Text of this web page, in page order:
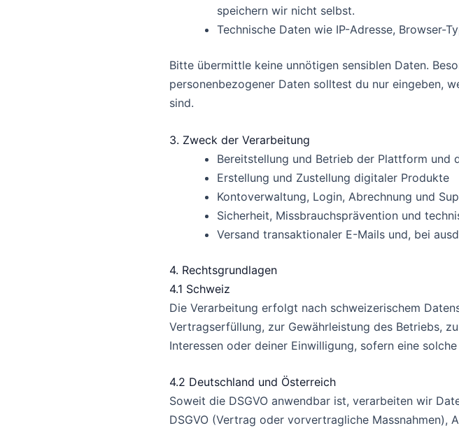
speichern wir nicht selbst.
Technische Daten wie IP-Adresse, Browser-
Bitte übermittle keine unnötigen sensiblen Daten.
personenbezogener Daten solltest du nur eingeben,
sind.
3. Zweck der Verarbeitung
Bereitstellung und Betrieb der Plattform und
Erstellung und Zustellung digitaler Produkte
Kontoverwaltung, Login, Abrechnung und
Sicherheit, Missbrauchsprävention und
Versand transaktionaler E-Mails und, bei
4. Rechtsgrundlagen
4.1 Schweiz
Die Verarbeitung erfolgt nach schweizerischem
Vertragserfüllung, zur Gewährleistung des Betriebs,
Interessen oder deiner Einwilligung, sofern eine
4.2 Deutschland und Österreich
Soweit die DSGVO anwendbar ist, verarbeiten wir
DSGVO (Vertrag oder vorvertragliche Massnahmen),